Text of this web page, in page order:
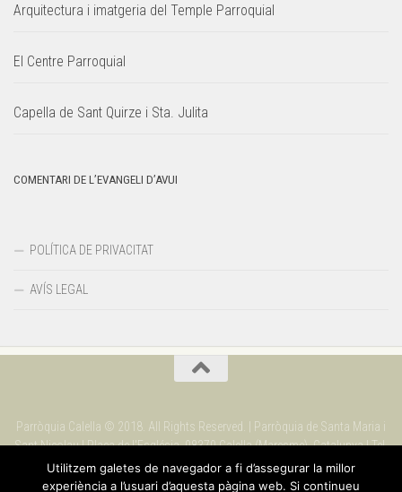
Arquitectura i imatgeria del Temple Parroquial
El Centre Parroquial
Capella de Sant Quirze i Sta. Julita
COMENTARI DE L’EVANGELI D’AVUI
POLÍTICA DE PRIVACITAT
AVÍS LEGAL
Parròquia Calella © 2018. All Rights Reserved. | Parròquia de Santa Maria i
Sant Nicolau | Plaça de l'Església. 08370 Calella (Maresme). Catalunya | Tel.
937 69 09 90
Utilitzem galetes de navegador a fi d’assegurar la millor
experiència a l’usuari d’aquesta pàgina web. Si continueu